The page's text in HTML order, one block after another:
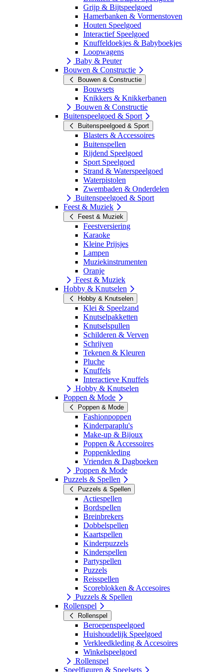
Grijp & Bijtspeelgoed
Hamerbanken & Vormenstoven
Houten Speelgoed
Interactief Speelgoed
Knuffeldoekjes & Babyboekjes
Loopwagens
Baby & Peuter
Bouwen & Constructie
Bouwen & Constructie
Bouwsets
Knikkers & Knikkerbanen
Bouwen & Constructie
Buitenspeelgoed & Sport
Buitenspeelgoed & Sport
Blasters & Accessoires
Buitenspellen
Rijdend Speelgoed
Sport Speelgoed
Strand & Waterspeelgoed
Waterpistolen
Zwembaden & Onderdelen
Buitenspeelgoed & Sport
Feest & Muziek
Feest & Muziek
Feestversiering
Karaoke
Kleine Prijsjes
Lampen
Muziekinstrumenten
Oranje
Feest & Muziek
Hobby & Knutselen
Hobby & Knutselen
Klei & Speelzand
Knutselpakketten
Knutselspullen
Schilderen & Verven
Schrijven
Tekenen & Kleuren
Pluche
Knuffels
Interactieve Knuffels
Hobby & Knutselen
Poppen & Mode
Poppen & Mode
Fashionpoppen
Kinderparaplu's
Make-up & Bijoux
Poppen & Accessoires
Poppenkleding
Vrienden & Dagboeken
Poppen & Mode
Puzzels & Spellen
Puzzels & Spellen
Actiespellen
Bordspellen
Breinbrekers
Dobbelspellen
Kaartspellen
Kinderpuzzels
Kinderspellen
Partyspellen
Puzzels
Reisspellen
Scoreblokken & Accesoires
Puzzels & Spellen
Rollenspel
Rollenspel
Beroepenspeelgoed
Huishoudelijk Speelgoed
Verkleedkleding & Accesoires
Winkelspeelgoed
Rollenspel
Speelfiguren & Speelsets